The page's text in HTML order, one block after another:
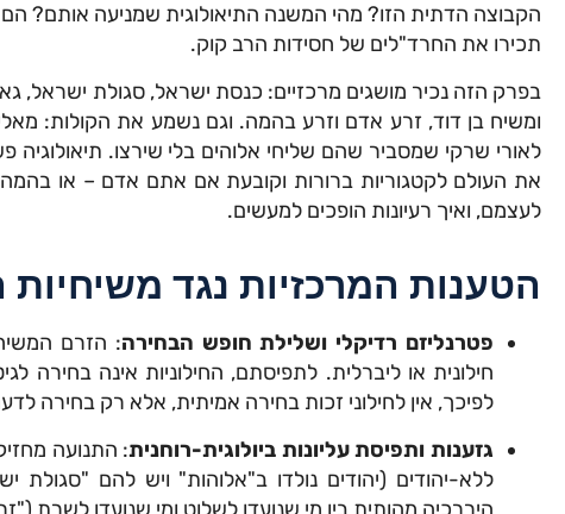
הקבוצה הדתית הזו? מהי המשנה התיאולוגית שמניעה אותם? הם
תכירו את החרד"לים של חסידות הרב קוק.
בפרק הזה נכיר מושגים מרכזיים: כנסת ישראל, סגולת ישראל,
ומשיח בן דוד, זרע אדם וזרע בהמה. וגם נשמע את הקולות:
לאורי שרקי שמסביר שהם שליחי אלוהים בלי שירצו.
את העולם לקטגוריות ברורות וקובעת אם אתם אדם – או
לעצמם, ואיך רעיונות הופכים למעשים.
הטענות המרכזיות נגד
פטרנליזם רדיקלי ושלילת חופש הבחירה: הזרם
חילונית או ליברלית. לתפיסתם, החילוניות אינה בחירה
לפיכך, אין לחילוני זכות בחירה אמיתית, אלא רק
גזענות ותפיסת עליונות ביולוגית-רוחנית: התנועה
ללא-יהודים (יהודים נולדו ב"אלוהות" ויש להם "סגולת
היררכיה מהותית בין מי שנועדו לשלוט ומי שנועדו לשרת